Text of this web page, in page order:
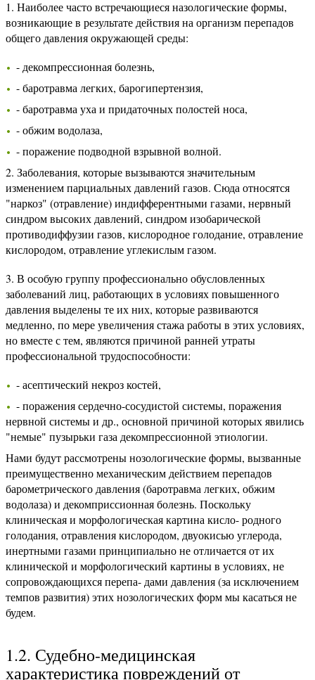
1. Наиболее часто встречающиеся назологические формы,
возникающие в результате действия на организм перепадов
общего давления окружающей среды:
- декомпрессионная болезнь,
- баротравма легких, барогипертензия,
- баротравма уха и придаточных полостей носа,
- обжим водолаза,
- поражение подводной взрывной волной.
2. Заболевания, которые вызываются значительным
изменением парциальных давлений газов. Сюда относятся
"наркоз" (отравление) индифферентными газами, нервный
синдром высоких давлений, синдром изобарической
противодиффузии газов, кислородное голодание, отравление
кислородом, отравление углекислым газом.
3. В особую группу профессионально обусловленных
заболеваний лиц, работающих в условиях повышенного
давления выделены те их них, которые развиваются
медленно, по мере увеличения стажа работы в этих условиях,
но вместе с тем, являются причиной ранней утраты
профессиональной трудоспособности:
- асептический некроз костей,
- поражения сердечно-сосудистой системы, поражения
нервной системы и др., основной причиной которых явились
"немые" пузырьки газа декомпрессионной этиологии.
Нами будут рассмотрены нозологические формы, вызванные
преимущественно механическим действием перепадов
барометрического давления (баротравма легких, обжим
водолаза) и декомприссионная болезнь. Поскольку
клиническая и морфологическая картина кисло- родного
голодания, отравления кислородом, двуокисью углерода,
инертными газами принципиально не отличается от их
клинической и морфологический картины в условиях, не
сопровождающихся перепа- дами давления (за исключением
темпов развития) этих нозологических форм мы касаться не
будем.
1.2. Судебно-медицинская
характеристика повреждений от